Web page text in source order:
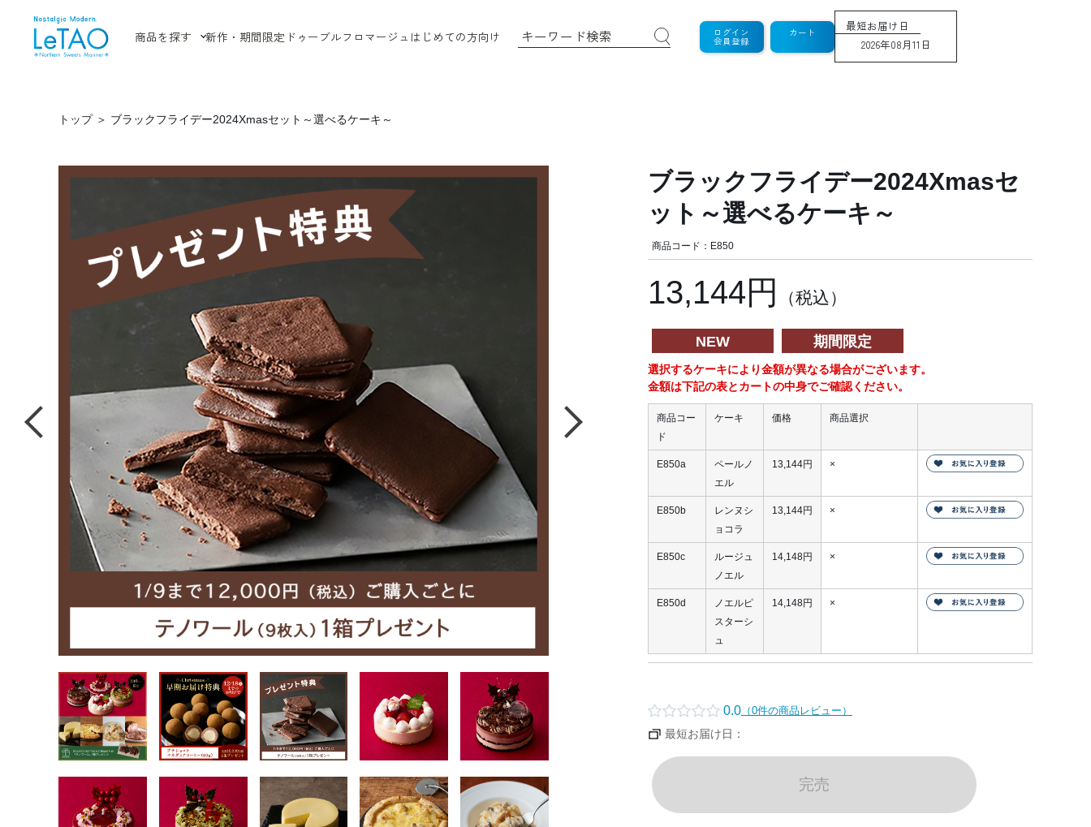
商品を探す 新作・期間限定 ドゥーブルフロマージュ はじめての方向け ログイン
会員登録
カート
最短お届け日
2026年08月11日
トップ ＞ ブラックフライデー2024Xmasセット～選べるケーキ～
ブラックフライデー2024Xmasセ
ット～選べるケーキ～
商品コード：E850
13,144円 （税込）
NEW 期間限定
選択するケーキにより金額が異なる場合がございます。
金額は下記の表とカートの中身でご確認ください。
商品コー
ド
ケーキ 価格 商品選択
E850a
ペールノ
エル
13,144円 ×
E850b
レンヌシ
ョコラ
13,144円 ×
E850c
ルージュ
ノエル
14,148円 ×
E850d
ノエルピ
スターシ
ュ
14,148円 ×
0.0 （0件の商品レビュー）
最短お届け日：
完売